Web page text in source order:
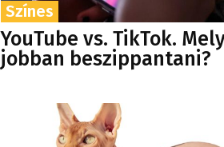
Színes
YouTube vs. TikTok.
jobban beszippantani?